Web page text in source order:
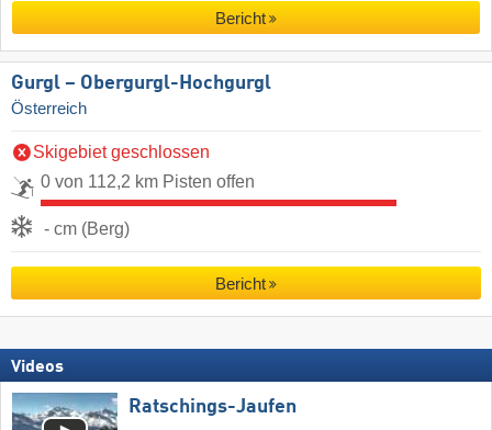
Bericht
Gurgl – Obergurgl-Hochgurgl
Österreich
Skigebiet geschlossen
0 von 112,2 km Pisten offen
- cm (Berg)
Bericht
Videos
Ratschings-Jaufen